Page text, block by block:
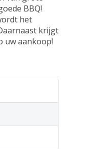
BBQ!
het
krijgt
uw aankoop!